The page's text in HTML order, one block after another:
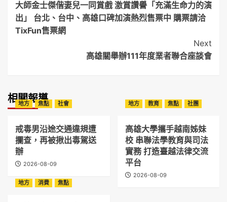
大師金士傑偕妻兒一同賞戲 激賞讚譽「充滿生命力的演
出」 台北、台中、高雄口碑加演熱烈售票中 購票請洽
TixFun售票網
Next
高雄關舉辦111年度業者聯合座談會
相關報導
地方 焦點 社會
戒毒男沿途交通違規遭
攔查，再被揪出毒駕送
辦
2026-08-09
地方 教育 焦點 社團
高雄大學攜手越南姊妹
校 串聯法學教育與司法
實務 打造臺越法律交流
平台
2026-08-09
地方
消費 焦點